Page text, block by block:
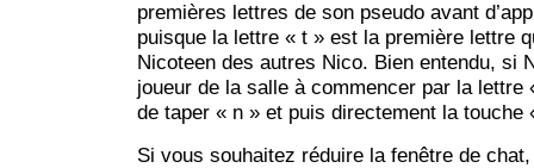
premières lettres de son pseudo avant
puisque la lettre « t » est la première lettre
Nicoteen des autres Nico. Bien entendu, si
joueur de la salle à commencer par la lettre
de taper « n » et puis directement la touche
Si vous souhaitez réduire la fenêtre de